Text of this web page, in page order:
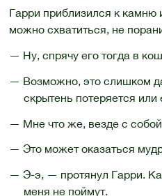
Гарри приблизился к камню
можно схватиться, не
— Ну, спрячу его тогда в
— Возможно, это слишком
скрытень потеряется или
— Мне что же, везде с
— Это может оказаться
— Э-э, — протянул Гарри.
меня не поймут.